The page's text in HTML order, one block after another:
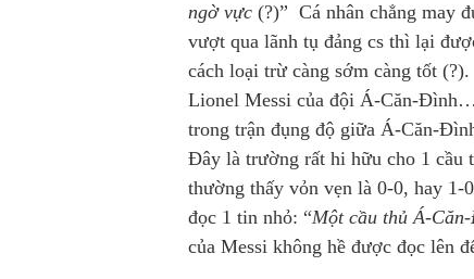
ngờ vực (?)” Cá nhân chẳng may
vượt qua lãnh tụ đảng cs thì lại
cách loại trừ càng sớm càng tốt
Lionel Messi của đội Á-Căn-
trong trận đụng độ giữa Á-Căn-
Đây là trường rất hi hữu cho 1 cầu
thường thấy vỏn vẹn là 0-0, hay
đọc 1 tin nhỏ: “Một cầu thủ Á-
của Messi không hề được đọc lên